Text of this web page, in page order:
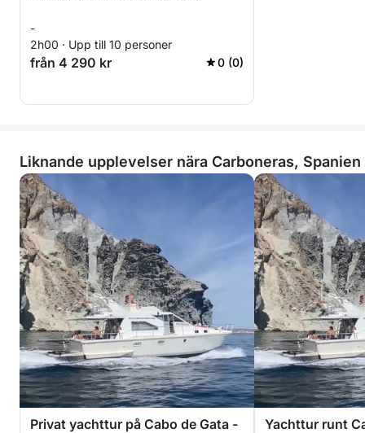
-
2h00 · Upp till 10 personer
från 4 290 kr 0 (0)
Liknande upplevelser nära Carboneras, Spanien
Privat yachttur på Cabo de Gata -
Yachttur runt